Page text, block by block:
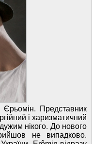
Представник
і харизматичний
нікого. До нового
не випадково.